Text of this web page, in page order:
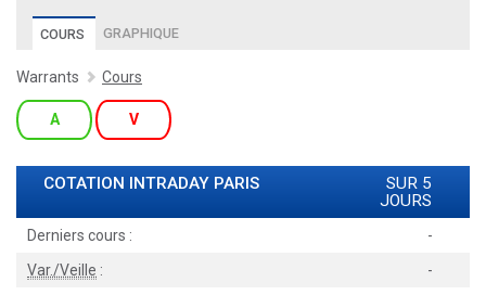
COURS GRAPHIQUE
Warrants Cours
A V
COTATION INTRADAY PARIS
SUR 5
JOURS
Derniers cours :
-
Var./Veille :
-